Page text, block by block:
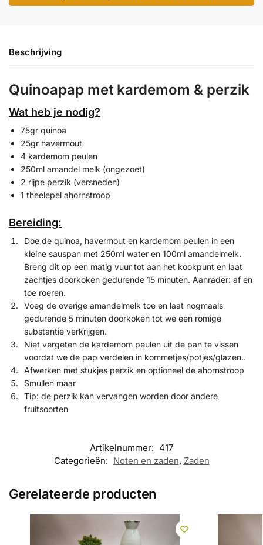
Beschrijving
Quinoapap met kardemom & perzik
Wat heb je nodig?
75gr quinoa
25gr havermout
4 kardemom peulen
250ml amandel melk (ongezoet)
2 rijpe perzik (versneden)
1 theelepel ahornstroop
Bereiding:
Doe de quinoa, havermout en kardemom peulen in een
kleine sauspan met 250ml water en 100ml amandelmelk.
Breng dit op een matig vuur tot aan het kookpunt en laat
zachtjes doorkoken gedurende 15 minuten. Aanrader: af en
toe roeren.
Voeg de overige amandelmelk toe en laat nogmaals
gedurende 5 minuten doorkoken tot we een romige
substantie verkrijgen.
Niet vergeten de kardemom peulen uit de pan te vissen
voordat we de pap verdelen in kommetjes/potjes/glazen..
Afwerken met stukjes perzik en optioneel de ahornstroop
Smullen maar
Tip: de perzik kan vervangen worden door andere
fruitsoorten
Artikelnummer: 417
Categorieën: Noten en zaden, Zaden
Gerelateerde producten